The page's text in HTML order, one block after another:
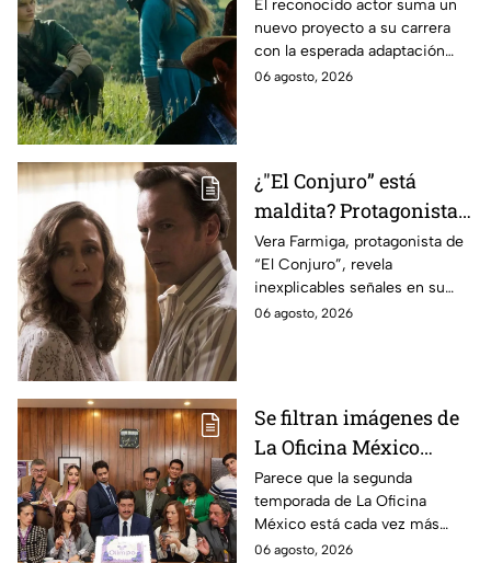
lo que se sabe hasta
ahora
El reconocido actor suma un
nuevo proyecto a su carrera
con la esperada adaptación
cinematográfica del popular
06 agosto, 2026
¿"El Conjuro” está
maldita? Protagonista
revela INQUIETANTES
señales en su cuerpo
durante la grabación de
la película
Vera Farmiga, protagonista de
“El Conjuro”, revela
inexplicables señales en su
cuerpo durante el rodaje de la
06 agosto, 2026
Se filtran imágenes de
La Oficina México
temporada 2 y un
detalle desata teorías
entre los fans
Parece que la segunda
temporada de La Oficina
México está cada vez más
cerca, pues el elenco ya se
06 agosto, 2026